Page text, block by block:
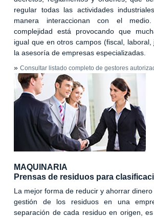
regular todas las actividades
manera interaccionan con el
complejidad está provocando que
igual que en otros campos (fiscal, laboral,
la asesoría de empresas especializadas.
» Consultar listado completo de gestores
MAQUINARIA
Prensas de residuos para
La mejor forma de reducir y ahorrar
gestión de los residuos en una
separación de cada residuo en origen,